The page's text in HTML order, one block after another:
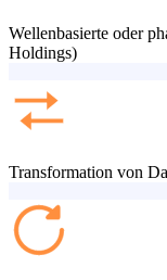
Wellenbasierte oder
Holdings)
Transformation von